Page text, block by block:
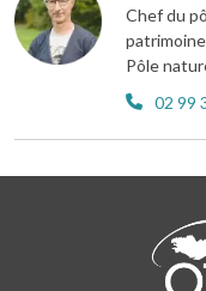
Chef du
Pôle
02 99